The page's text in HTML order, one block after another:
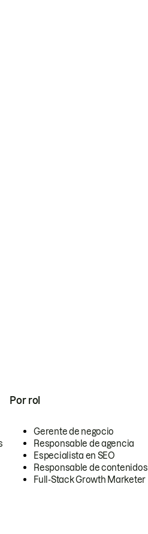
Por rol
Gerente de negocio
Responsable de agencia
Especialista en SEO
Responsable de contenidos
Full-Stack Growth Marketer